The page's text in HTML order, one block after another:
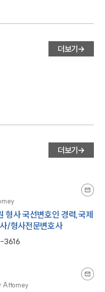
더보기
더보기
형사 국선변호인 경력,국제
/형사전문변호사
3616
Attorney